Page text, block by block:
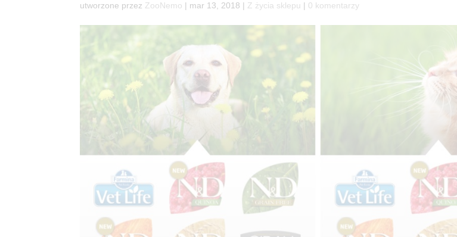
utworzone przez ZooNemo | mar 13, 2018 | Z życia sklepu | 0 komentarzy